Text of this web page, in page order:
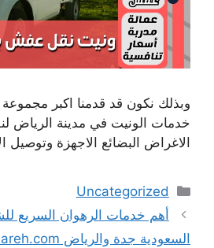
وبذلك نكون قد قدمنا اكبر
خدمات الونيت في مدينة الرياض
الاغراض البضائع الاجهزة وتوصيل
التصنيفات
Uncategorized
أهم خدمات الرهوان السريع
السعودية جدة والرياض alrahwanalssareh.com